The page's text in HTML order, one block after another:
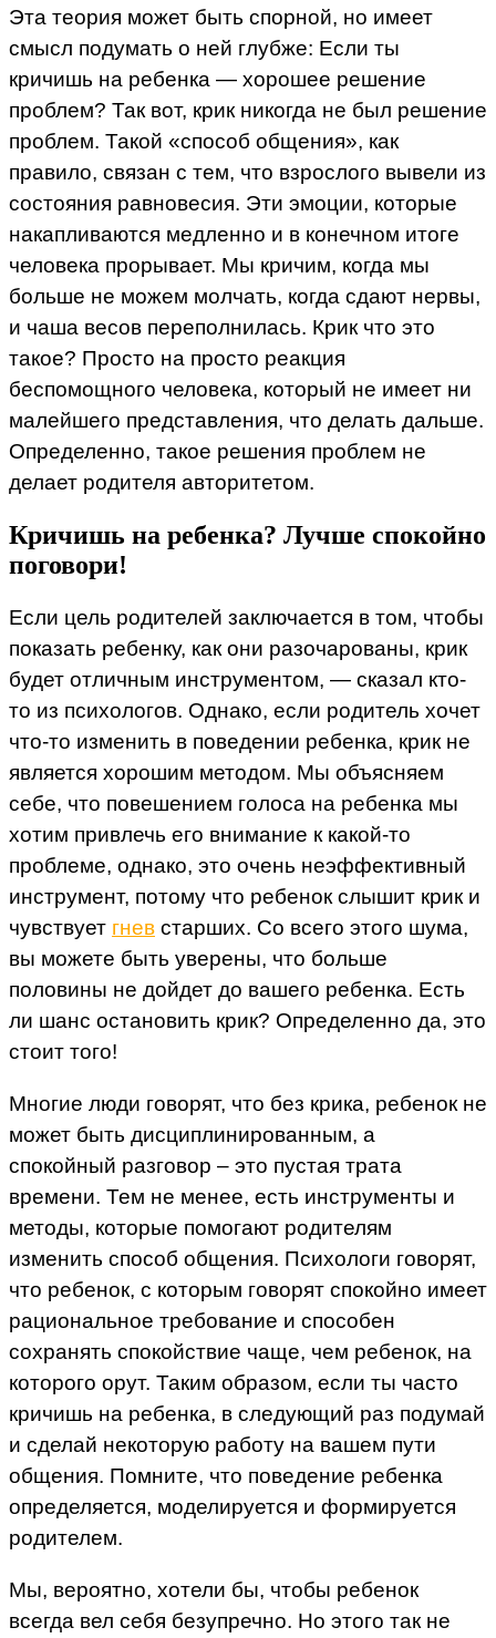
Эта теория может быть спорной, но имеет
смысл подумать о ней глубже: Если ты
кричишь на ребенка — хорошее решение
проблем? Так вот, крик никогда не был решение
проблем. Такой «способ общения», как
правило, связан с тем, что взрослого вывели из
состояния равновесия. Эти эмоции, которые
накапливаются медленно и в конечном итоге
человека прорывает. Мы кричим, когда мы
больше не можем молчать, когда сдают нервы,
и чаша весов переполнилась. Крик что это
такое? Просто на просто реакция
беспомощного человека, который не имеет ни
малейшего представления, что делать дальше.
Определенно, такое решения проблем не
делает родителя авторитетом.
Кричишь на ребенка? Лучше спокойно
поговори!
Если цель родителей заключается в том, чтобы
показать ребенку, как они разочарованы, крик
будет отличным инструментом, — сказал кто-
то из психологов. Однако, если родитель хочет
что-то изменить в поведении ребенка, крик не
является хорошим методом. Мы объясняем
себе, что повешением голоса на ребенка мы
хотим привлечь его внимание к какой-то
проблеме, однако, это очень неэффективный
инструмент, потому что ребенок слышит крик и
чувствует гнев старших. Со всего этого шума,
вы можете быть уверены, что больше
половины не дойдет до вашего ребенка. Есть
ли шанс остановить крик? Определенно да, это
стоит того!
Многие люди говорят, что без крика, ребенок не
может быть дисциплинированным, а
спокойный разговор – это пустая трата
времени. Тем не менее, есть инструменты и
методы, которые помогают родителям
изменить способ общения. Психологи говорят,
что ребенок, с которым говорят спокойно имеет
рациональное требование и способен
сохранять спокойствие чаще, чем ребенок, на
которого орут. Таким образом, если ты часто
кричишь на ребенка, в следующий раз подумай
и сделай некоторую работу на вашем пути
общения. Помните, что поведение ребенка
определяется, моделируется и формируется
родителем.
Мы, вероятно, хотели бы, чтобы ребенок
всегда вел себя безупречно. Но этого так не